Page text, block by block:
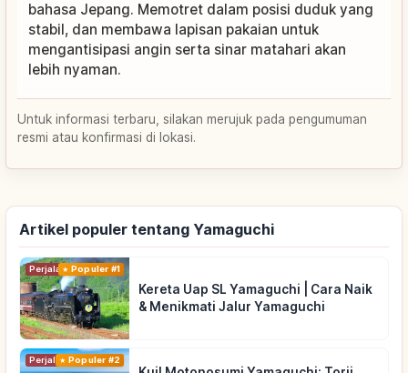
bahasa Jepang. Memotret dalam posisi duduk yang
stabil, dan membawa lapisan pakaian untuk
mengantisipasi angin serta sinar matahari akan
lebih nyaman.
Untuk informasi terbaru, silakan merujuk pada pengumuman
resmi atau konfirmasi di lokasi.
Artikel populer tentang Yamaguchi
PerjalananPopuler #1
Kereta Uap SL Yamaguchi | Cara Naik
& Menikmati Jalur Yamaguchi
PerjalananPopuler #2